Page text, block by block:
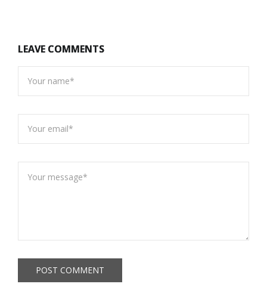
LEAVE COMMENTS